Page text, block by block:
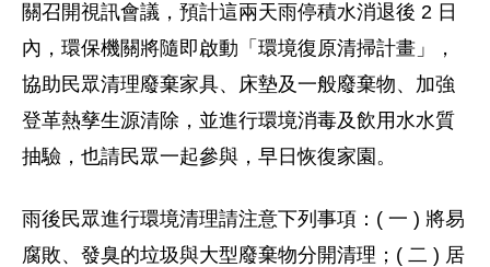
關召開視訊會議，預計這兩天雨停積水消退後 2 日
內，環保機關將隨即啟動「環境復原清掃計畫」，
協助民眾清理廢棄家具、床墊及一般廢棄物、加強
登革熱孳生源清除，並進行環境消毒及飲用水水質
抽驗，也請民眾一起參與，早日恢復家園。
雨後民眾進行環境清理請注意下列事項：( 一 ) 將易
腐敗、發臭的垃圾與大型廢棄物分開清理；( 二 ) 居